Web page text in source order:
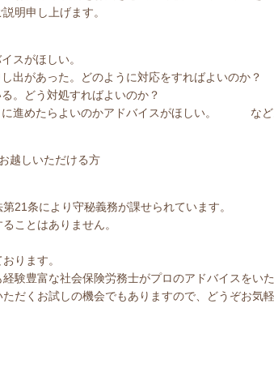
明申し上げます。
スがほしい。
があった。どのように対応をすればよいのか？
どう対処すればよいのか？
進めたらよいのかアドバイスがほしい。 など
越しいただける方
条により守秘義務が課せられています。
ことはありません。
ります。
験豊富な社会保険労務士がプロのアドバイスをいた
だくお試しの機会でもありますので、どうぞお気